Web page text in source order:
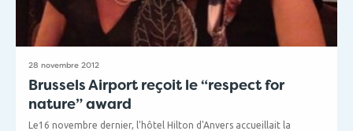
28 novembre 2012
Brussels Airport reçoit le “respect for
nature” award
Le16 novembre dernier, l'hôtel Hilton d'Anvers accueillait la